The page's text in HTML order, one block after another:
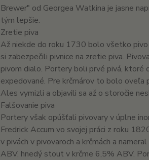
Brewer" od Georgea Watkina je jasne
tým lepšie.
Zretie piva
Až niekde do roku 1730 bolo všetko
si zabezpečili pivnice na zretie piva.
pivom dialo. Portery boli prvé pivá, ktoré
expedované. Pre krčmárov to bolo oveľa
Ales vymizli a objavili sa až o storočie
Falšovanie piva
Portery však opúšťali pivovary v úplne
Fredrick Accum vo svojej práci z roku
v pivách v pivovaroch a krčmách a
ABV, hnedý stout v krčme 6,5% ABV.